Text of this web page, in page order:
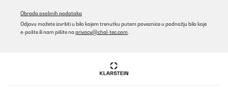
Obrada osobnih podataka
Odjavu možete izvršiti u bilo kojem trenutku putem poveznice u podnožju bilo koje
e-pošte ili nam pišite na privacy@chal-tec.com